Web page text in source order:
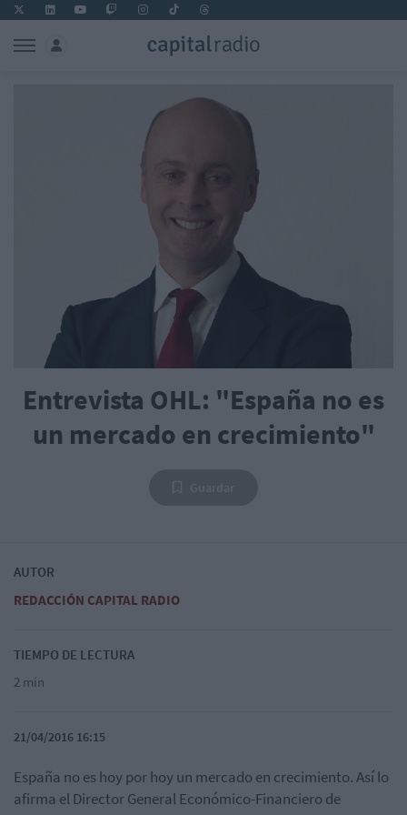
Entrevista OHL: "España no es
un mercado en crecimiento"
AUTOR
REDACCIÓN CAPITAL RADIO
TIEMPO DE LECTURA
2 min
21/04/2016 16:15
España no es hoy por hoy un mercado en crecimiento. Así lo
afirma el Director General Económico-Financiero de